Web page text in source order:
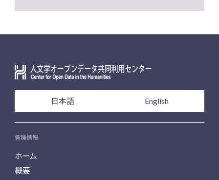
日本語 English
各種情報
ホーム
概要